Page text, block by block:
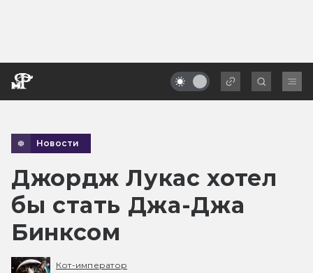
Новости
Джордж Лукас хотел
бы стать Джа-Джа
Бинксом
Кот-император